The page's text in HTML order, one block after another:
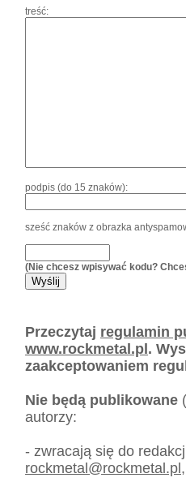
treść:
podpis (do 15 znaków):
sześć znaków z obrazka
(Nie chcesz wpisywać kodu?
Przeczytaj regulamin
www.rockmetal.pl.
zaakceptowaniem
Nie będą publikowane
autorzy:
- zwracają się do
rockmetal@rockmetal.pl,